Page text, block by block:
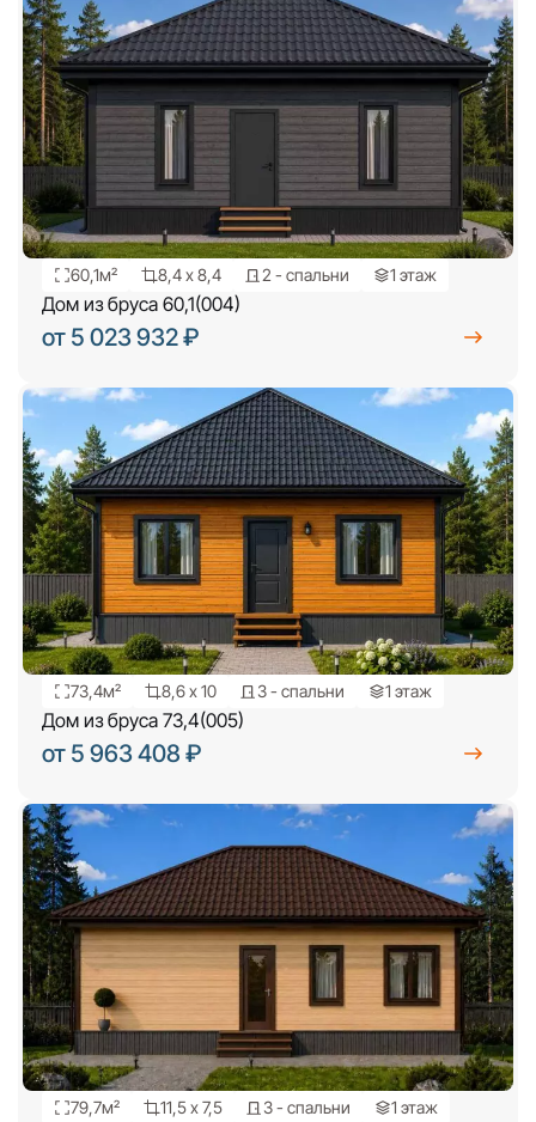
60,1м² 8,4 х 8,4 2 - спальни 1 этаж
Дом из бруса 60,1(004)
от 5 023 932 ₽
73,4м² 8,6 х 10 3 - спальни 1 этаж
Дом из бруса 73,4(005)
от 5 963 408 ₽
79,7м² 11,5 х 7,5 3 - спальни 1 этаж